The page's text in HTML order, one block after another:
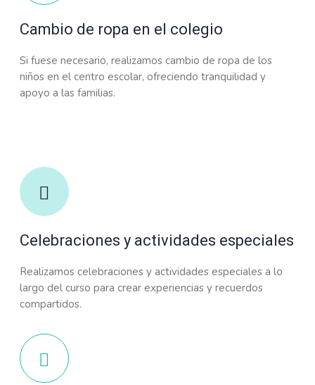
Cambio de ropa en el colegio
Si fuese necesario, realizamos cambio de ropa de los
niños en el centro escolar, ofreciendo tranquilidad y
apoyo a las familias.
Celebraciones y actividades especiales
Realizamos celebraciones y actividades especiales a lo
largo del curso para crear experiencias y recuerdos
compartidos.